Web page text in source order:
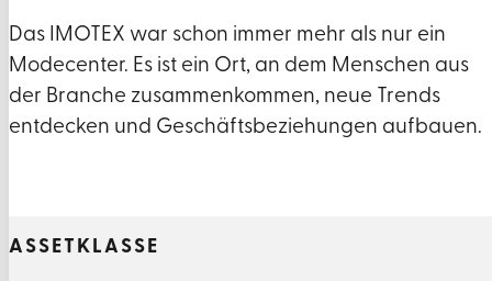
Das IMOTEX war schon immer mehr als nur ein
Modecenter. Es ist ein Ort, an dem Menschen aus
der Branche zusammenkommen, neue Trends
entdecken und Geschäftsbeziehungen aufbauen.
ASSETKLASSE